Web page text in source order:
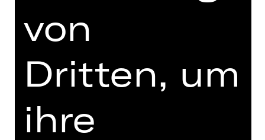
19.30 - 22.10 Uhr
Vorstellung
19.00 Uhr Einführung
Schauspielhaus
von
Dritten, um
ihre